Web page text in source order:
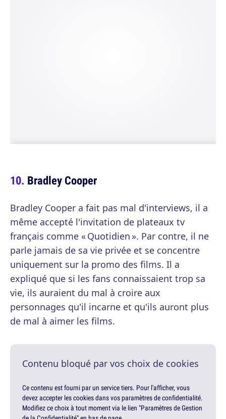
Bradley Cooper
Bradley Cooper a fait pas mal d'interviews, il a
même accepté l'invitation de plateaux tv
français comme « Quotidien ». Par contre, il ne
parle jamais de sa vie privée et se concentre
uniquement sur la promo des films. Il a
expliqué que si les fans connaissaient trop sa
vie, ils auraient du mal à croire aux
personnages qu'il incarne et qu'ils auront plus
de mal à aimer les films.
Contenu bloqué par vos choix de cookies
Ce contenu est fourni par un service tiers. Pour l'afficher, vous
devez accepter les cookies dans vos paramètres de confidentialité.
Modifiez ce choix à tout moment via le lien "Paramètres de Gestion